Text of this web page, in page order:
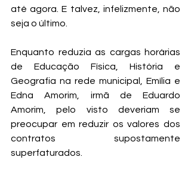
até agora. E talvez, infelizmente, não
seja o último.
Enquanto reduzia as cargas horárias
de Educação Física, História e
Geografia na rede municipal, Emília e
Edna Amorim, irmã de Eduardo
Amorim, pelo visto deveriam se
preocupar em reduzir os valores dos
contratos supostamente
superfaturados.